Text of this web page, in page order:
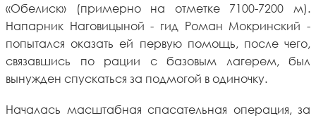
«Обелиск» (примерно на отметке 7100-7200 м).
Напарник Наговицыной - гид Роман Мокринский -
попытался оказать ей первую помощь, после чего,
связавшись по рации с базовым лагерем, был
вынужден спускаться за подмогой в одиночку.
Началась масштабная спасательная операция, за